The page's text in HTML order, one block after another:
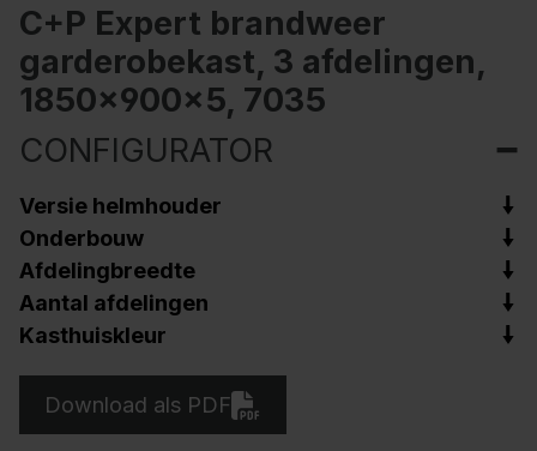
C+P Expert brandweer
garderobekast, 3 afdelingen,
1850x900x5, 7035
CONFIGURATOR
Versie helmhouder
Onderbouw
Afdelingbreedte
Aantal afdelingen
Kasthuiskleur
Download als PDF